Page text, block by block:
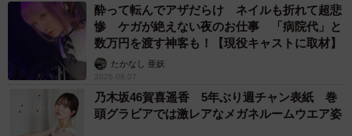
酔って転んでアザだらけ ネイルも折れて超悲
惨 ケガが絶えない夜のお仕事 「病院代」と
数万円を渡す神客も！【現役キャストに取材】
たかなし 亜妖
2026.08.07
乃木坂46賀喜遥香 5年ぶり週チャン表紙 巻
頭グラビアでは激レアなメガネルームウエア姿